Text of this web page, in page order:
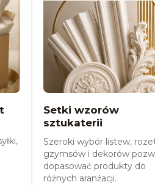
Setki wzorów
sztukaterii
Szeroki wybór listew,
gzymsów i dekorów
dopasować produkty do
różnych aranżacji.